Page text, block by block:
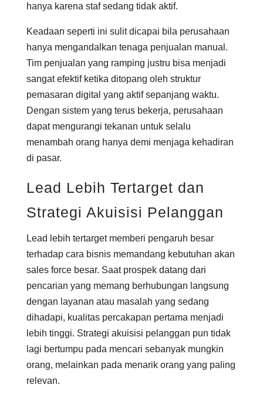
hanya karena staf sedang tidak aktif.
Keadaan seperti ini sulit dicapai bila perusahaan
hanya mengandalkan tenaga penjualan manual.
Tim penjualan yang ramping justru bisa menjadi
sangat efektif ketika ditopang oleh struktur
pemasaran digital yang aktif sepanjang waktu.
Dengan sistem yang terus bekerja, perusahaan
dapat mengurangi tekanan untuk selalu
menambah orang hanya demi menjaga kehadiran
di pasar.
Lead Lebih Tertarget dan
Strategi Akuisisi Pelanggan
Lead lebih tertarget memberi pengaruh besar
terhadap cara bisnis memandang kebutuhan akan
sales force besar. Saat prospek datang dari
pencarian yang memang berhubungan langsung
dengan layanan atau masalah yang sedang
dihadapi, kualitas percakapan pertama menjadi
lebih tinggi. Strategi akuisisi pelanggan pun tidak
lagi bertumpu pada mencari sebanyak mungkin
orang, melainkan pada menarik orang yang paling
relevan.